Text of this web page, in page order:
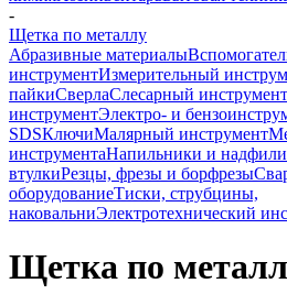
-
Щетка по металлу
Абразивные материалы
инструментИзмерительный
пайкиСверлаСлесарный инструмент
инструментЭлектро- и
SDSКлючиМалярный инструмент
инструментаНапильники и надфили
втулкиРезцы, фрезы и борфрезы
оборудованиеТиски, струбцины,
наковальниЭлектротехнический
Щетка по